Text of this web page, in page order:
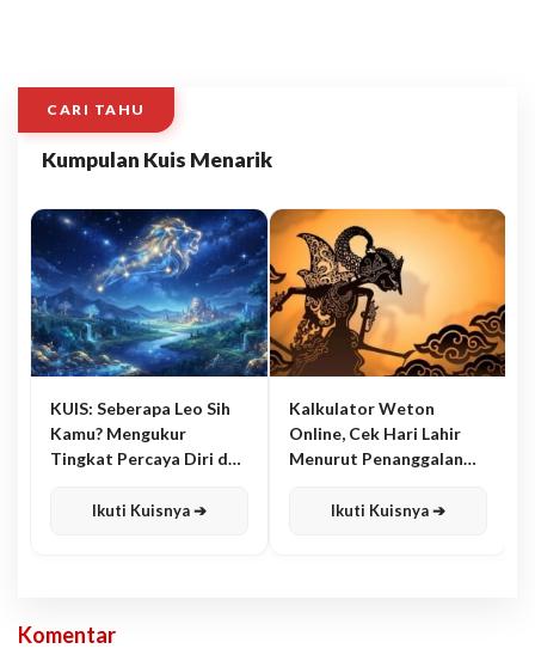
CARI TAHU
Kumpulan Kuis Menarik
KUIS: Seberapa Leo Sih
Kamu? Mengukur
Tingkat Percaya Diri dan
Ikuti Kuisnya ➔
Kalkulator Weton
Online, Cek Hari Lahir
Menurut Penanggalan
Ikuti Kuisnya ➔
Komentar